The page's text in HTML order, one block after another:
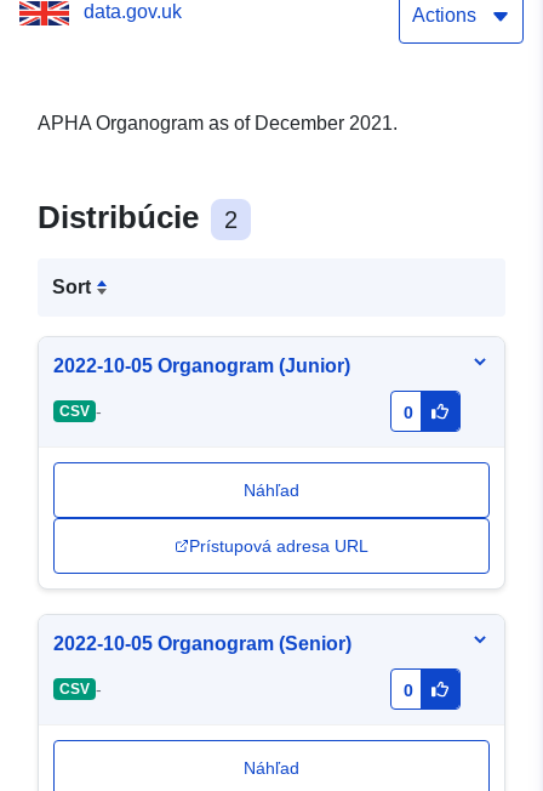
data.gov.uk Actions
APHA Organogram as of December 2021.
Distribúcie 2
Sort
2022-10-05 Organogram (Junior)
CSV - 0
Náhľad
Prístupová adresa URL
2022-10-05 Organogram (Senior)
CSV - 0
Náhľad